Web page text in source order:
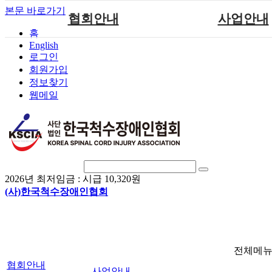
본문 바로가기
홈
English
로그인
회원가입
정보찾기
웹메일
2026년 최저임금 : 시급 10,320원
(사)한국척수장애인협회
협회안내
척수장애란?
정관
사업안내
전체메
협회안내